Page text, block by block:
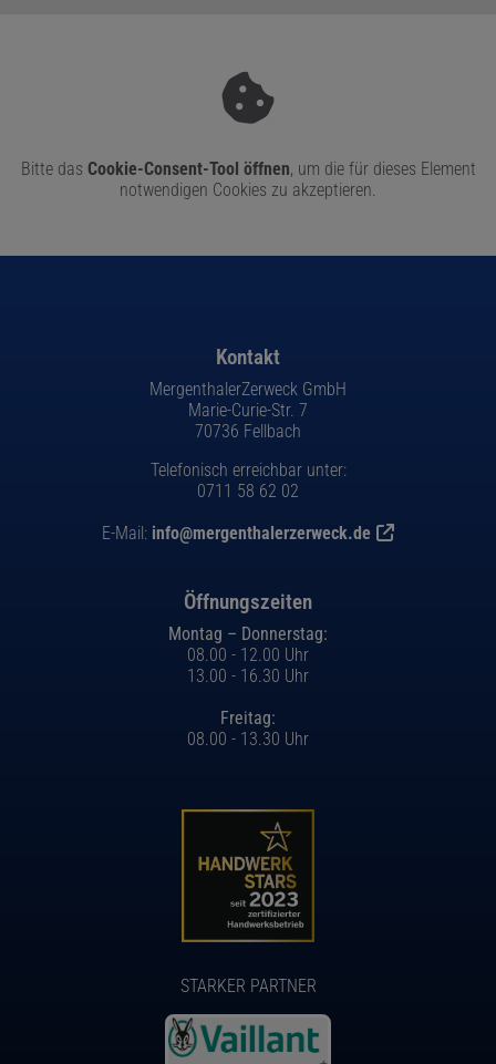
Bitte das Cookie-Consent-Tool öffnen, um die für dieses Element
notwendigen Cookies zu akzeptieren.
Kontakt
MergenthalerZerweck GmbH
Marie-Curie-Str. 7
70736 Fellbach
Telefonisch erreichbar unter:
0711 58 62 02
E-Mail: info@mergenthalerzerweck.de
Öffnungszeiten
Montag – Donnerstag:
08.00 - 12.00 Uhr
13.00 - 16.30 Uhr
Freitag:
08.00 - 13.30 Uhr
STARKER PARTNER